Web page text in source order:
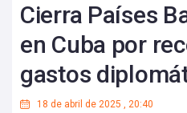
Cierra Países
en Cuba por
gastos
18 de abril de 2025 , 20:40